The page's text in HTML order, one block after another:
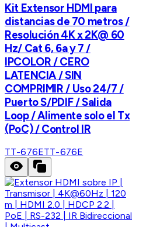
Kit Extensor HDMI para
distancias de 70 metros /
Resolución 4K x 2K@ 60
Hz/ Cat 6, 6a y 7 /
IPCOLOR / CERO
LATENCIA / SIN
COMPRIMIR / Uso 24/7 /
Puerto S/PDIF / Salida
Loop / Alimente solo el Tx
(PoC) / Control IR
TT-676ETT-676E